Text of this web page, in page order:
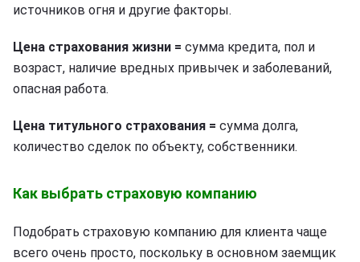
источников огня и другие факторы.
Цена страхования жизни = сумма кредита, пол и
возраст, наличие вредных привычек и заболеваний,
опасная работа.
Цена титульного страхования = сумма долга,
количество сделок по объекту, собственники.
Как выбрать страховую компанию
Подобрать страховую компанию для клиента чаще
всего очень просто, поскольку в основном заемщик